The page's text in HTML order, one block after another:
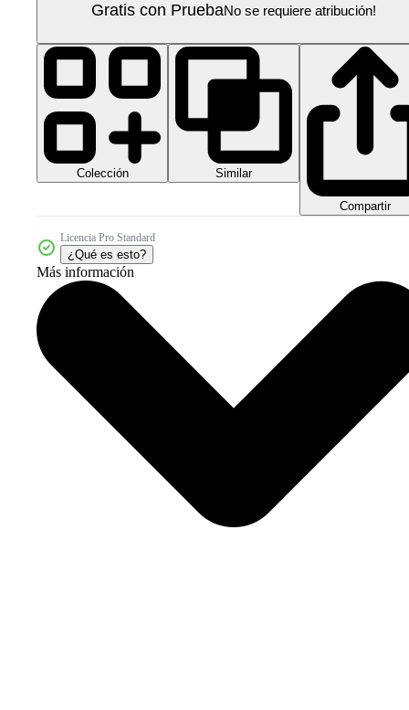
Gratis con PruebaNo se requiere atribución!
Colección Similar
Compartir
Licencia Pro Standard
¿Qué es esto?
Más información